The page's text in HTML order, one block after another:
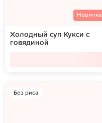
Новинка
Холодный суп Кукси с
говядиной
Без риса